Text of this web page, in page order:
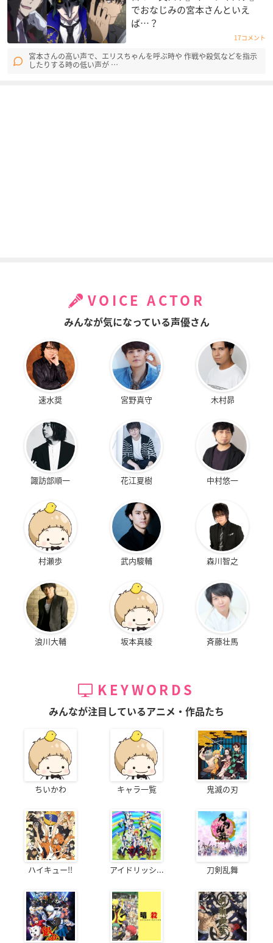
でおなじみの宮本さんといえ
ば…？
17コメント
宮本さんの高い声で、エリスちゃんを呼ぶ時や 作戦や殺気などを指示
したりする時の低い声が …
VOICE ACTOR
みんなが気になっている声優さん
速水奨 宮野真守 木村昴
諏訪部順一 花江夏樹 中村悠一
村瀬歩 武内駿輔 森川智之
浪川大輔 坂本真綾 斉藤壮馬
KEYWORDS
みんなが注目しているアニメ・作品たち
ちいかわ キャラ一覧 鬼滅の刃
ハイキュー!! アイドリッシ... 刀剣乱舞